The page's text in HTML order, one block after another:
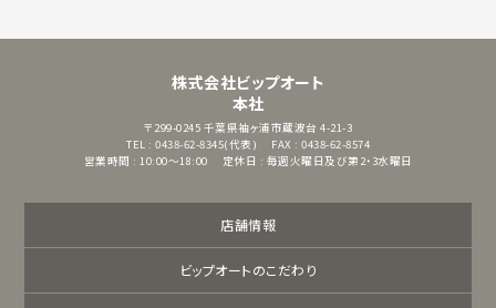
株式会社ビップオート
本社
〒299-0245 千葉県袖ヶ浦市蔵波台 4-21-3
TEL : 0438-62-8345(代表)
FAX : 0438-62-8574
営業時間 : 10:00～18:00
定休日 : 毎週火曜日及び第2・3水曜日
店舗情報
ビップオートのこだわり